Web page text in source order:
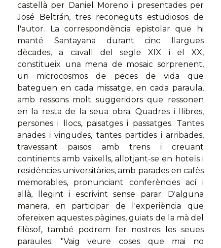
castellà per Daniel Moreno i presentades per
José Beltrán, tres reconeguts estudiosos de
l'autor. La correspondència epistolar que hi
manté Santayana durant cinc llargues
dècades, a cavall del segle XIX i el XX,
constitueix una mena de mosaic sorprenent,
un microcosmos de peces de vida que
bateguen en cada missatge, en cada paraula,
amb ressons molt suggeridors que ressonen
en la resta de la seua obra. Quadres i llibres,
persones i llocs, paisatges i passatges. Tantes
anades i vingudes, tantes partides i arribades,
travessant països amb trens i creuant
continents amb vaixells, allotjant-se en hotels i
residències universitàries, amb parades en cafès
memorables, pronunciant conferències ací i
allà, llegint i escrivint sense parar. D'alguna
manera, en participar de l'experiència que
ofereixen aquestes pàgines, guiats de la mà del
filòsof, també podrem fer nostres les seues
paraules: "Vaig veure coses que mai no